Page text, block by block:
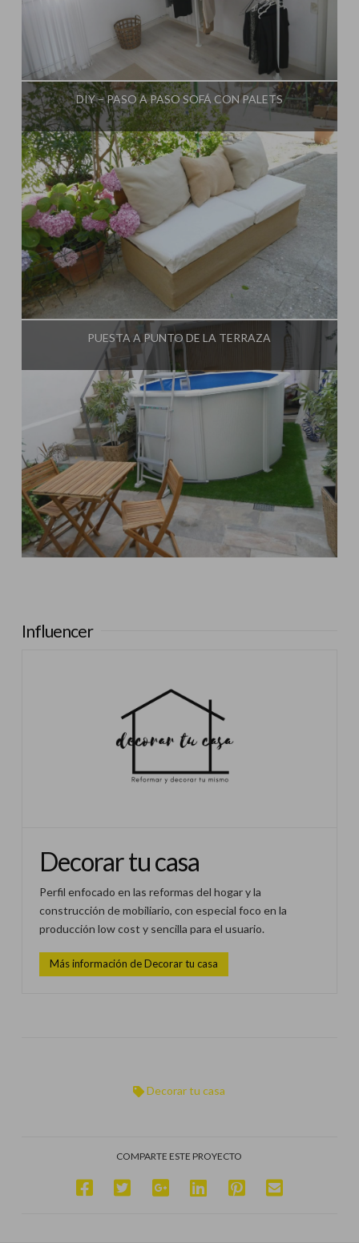
Influencer: Decorar tu casa
DIY – PASO A PASO SOFÁ CON PALETS
Influencer: Decorar tu casa
PUESTA A PUNTO DE LA TERRAZA
Influencer:Decorar tu casa
Influencer
Decorar tu casa
Perfil enfocado en las reformas del hogar y la
construcción de mobiliario, con especial foco en la
producción low cost y sencilla para el usuario.
Más información de Decorar tu casa
Decorar tu casa
COMPARTE ESTE PROYECTO